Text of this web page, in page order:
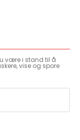
være i stand til å
vise og spore